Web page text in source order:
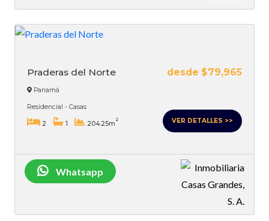
Praderas del Norte desde $79,965
Panamá
Residencial - Casas
2 1 204.25m
2 VER DETALLES >>
Whatsapp